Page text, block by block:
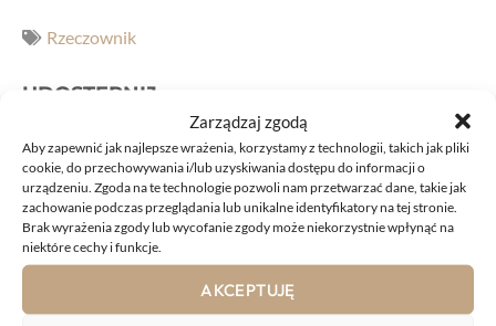
Zarządzaj zgodą
Aby zapewnić jak najlepsze wrażenia, korzystamy z technologii, takich jak pliki
cookie, do przechowywania i/lub uzyskiwania dostępu do informacji o
urządzeniu. Zgoda na te technologie pozwoli nam przetwarzać dane, takie jak
zachowanie podczas przeglądania lub unikalne identyfikatory na tej stronie.
Brak wyrażenia zgody lub wycofanie zgody może niekorzystnie wpłynąć na
niektóre cechy i funkcje.
AKCEPTUJĘ
Rzeczownik
UDOSTĘPNIJ
KOMENTARZE: